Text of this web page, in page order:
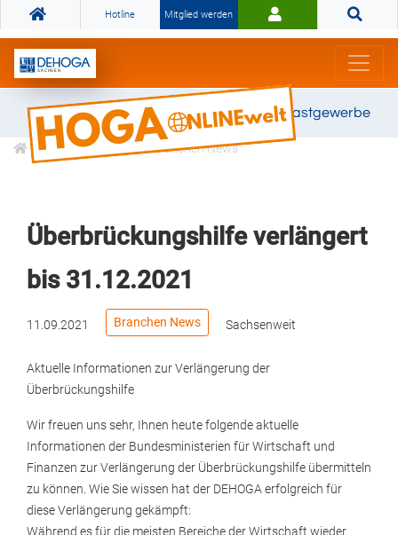
Hotline Mitglied werden
Gemeinsam stark für das Gastgewerbe
Informationen Branchen News
Überbrückungshilfe verlängert
bis 31.12.2021
11.09.2021 Branchen News Sachsenweit
Aktuelle Informationen zur Verlängerung der
Überbrückungshilfe
Wir freuen uns sehr, Ihnen heute folgende aktuelle
Informationen der Bundesministerien für Wirtschaft und
Finanzen zur Verlängerung der Überbrückungshilfe übermitteln
zu können. Wie Sie wissen hat der DEHOGA erfolgreich für
diese Verlängerung gekämpft:
Während es für die meisten Bereiche der Wirtschaft wieder